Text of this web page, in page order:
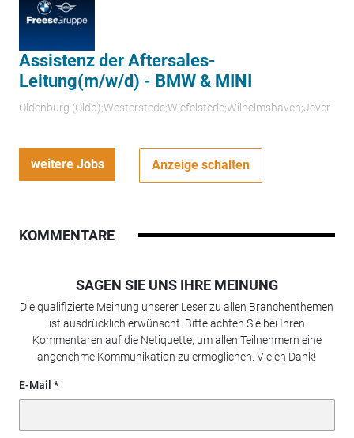
Assistenz der Aftersales-
Leitung(m/w/d) - BMW & MINI
Oldenburg (Oldb);Westerstede;Wiefelstede;Wilhelmshaven;Jever
weitere Jobs Anzeige schalten
KOMMENTARE
SAGEN SIE UNS IHRE MEINUNG
Die qualifizierte Meinung unserer Leser zu allen Branchenthemen
ist ausdrücklich erwünscht. Bitte achten Sie bei Ihren
Kommentaren auf die Netiquette, um allen Teilnehmern eine
angenehme Kommunikation zu ermöglichen. Vielen Dank!
E-Mail